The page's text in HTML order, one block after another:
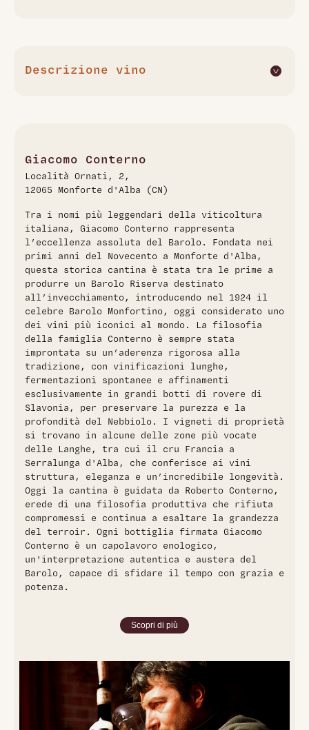
Descrizione vino
scura, fragola matura, erbe grigliate, fiori blu e note di terra
cotta. Al palato, è profondo e austero, con tannini robusti e
una texture cremosa che aggiunge carattere. Ha un lungo
struttura nel tempo. Ideale da bere tra il 2024 e il 2043
Giacomo Conterno
Località Ornati, 2,
12065 Monforte d'Alba (CN)
Tra i nomi più leggendari della viticoltura
italiana, Giacomo Conterno rappresenta
l’eccellenza assoluta del Barolo. Fondata nei
primi anni del Novecento a Monforte d'Alba,
questa storica cantina è stata tra le prime a
produrre un Barolo Riserva destinato
all’invecchiamento, introducendo nel 1924 il
celebre Barolo Monfortino, oggi considerato uno
dei vini più iconici al mondo. La filosofia
della famiglia Conterno è sempre stata
improntata su un’aderenza rigorosa alla
tradizione, con vinificazioni lunghe,
fermentazioni spontanee e affinamenti
esclusivamente in grandi botti di rovere di
Slavonia, per preservare la purezza e la
profondità del Nebbiolo. I vigneti di proprietà
si trovano in alcune delle zone più vocate
delle Langhe, tra cui il cru Francia a
Serralunga d'Alba, che conferisce ai vini
struttura, eleganza e un’incredibile longevità.
Oggi la cantina è guidata da Roberto Conterno,
erede di una filosofia produttiva che rifiuta
compromessi e continua a esaltare la grandezza
del terroir. Ogni bottiglia firmata Giacomo
Conterno è un capolavoro enologico,
un'interpretazione autentica e austera del
Barolo, capace di sfidare il tempo con grazia e
potenza.
Scopri di più